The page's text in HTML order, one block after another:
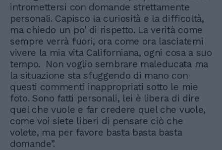
intromettersi con domande strettamente
personali. Capisco la curiosità e la difficoltà,
ma chiedo un po' di rispetto. La verità come
sempre verrà fuori, ora come ora lasciatemi
vivere la mia vita Californiana, ogni cosa a suo
tempo. Non voglio sembrare maleducata ma
la situazione sta sfuggendo di mano con
questi commenti inappropriati sotto le mie
foto. Sono fatti personali, lei è libera di dire
quel che vuole e far credere quel che vuole,
come voi siete liberi di pensare ciò che
volete, ma per favore basta basta basta
domande”.